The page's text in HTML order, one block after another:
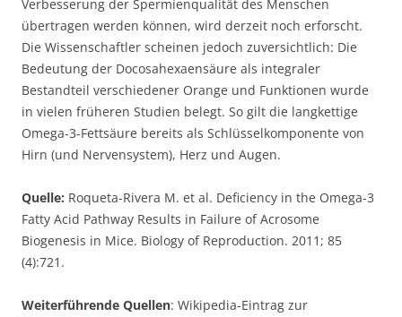
Verbesserung der Spermienqualität des Menschen
übertragen werden können, wird derzeit noch erforscht.
Die Wissenschaftler scheinen jedoch zuversichtlich: Die
Bedeutung der Docosahexaensäure als integraler
Bestandteil verschiedener Orange und Funktionen wurde
in vielen früheren Studien belegt. So gilt die langkettige
Omega-3-Fettsäure bereits als Schlüsselkomponente von
Hirn (und Nervensystem), Herz und Augen.
Quelle: Roqueta-Rivera M. et al. Deficiency in the Omega-3
Fatty Acid Pathway Results in Failure of Acrosome
Biogenesis in Mice. Biology of Reproduction. 2011; 85
(4):721.
Weiterführende Quellen: Wikipedia-Eintrag zur